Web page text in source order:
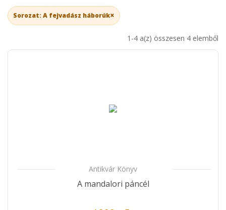
Sorozat: A fejvadász háborúk×
1-4 a(z) összesen 4 elemből
Antikvár Könyv
A mandalori páncél